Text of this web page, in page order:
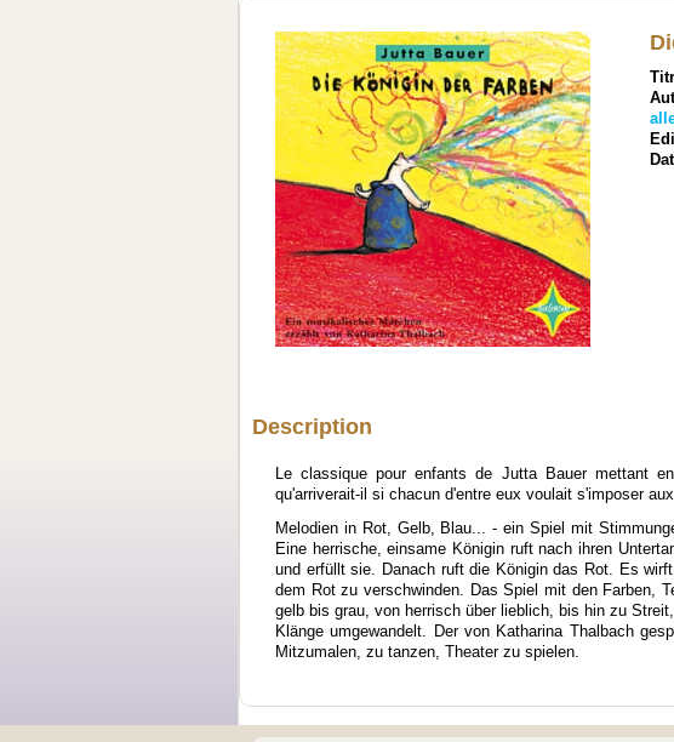
Description
Le classique pour enfants de Jutta Bauer mettant
qu'arriverait-il si chacun d'entre eux voulait s'imposer
Melodien in Rot, Gelb, Blau... - ein Spiel mit
Eine herrische, einsame Königin ruft nach ihren
und erfüllt sie. Danach ruft die Königin das Rot. Es
dem Rot zu verschwinden. Das Spiel mit den Farben,
gelb bis grau, von herrisch über lieblich, bis hin zu
Klänge umgewandelt. Der von Katharina Thalbach
Mitzumalen, zu tanzen, Theater zu spielen.